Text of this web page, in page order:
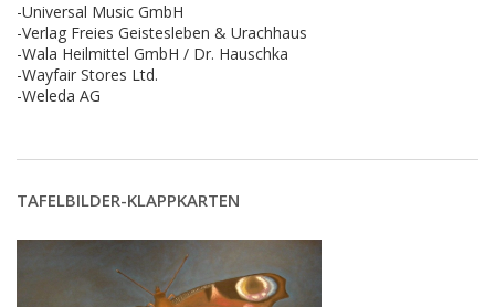
-Universal Music GmbH
-Verlag Freies Geistesleben & Urachhaus
-Wala Heilmittel GmbH / Dr. Hauschka
-Wayfair Stores Ltd.
-Weleda AG
TAFELBILDER-KLAPPKARTEN